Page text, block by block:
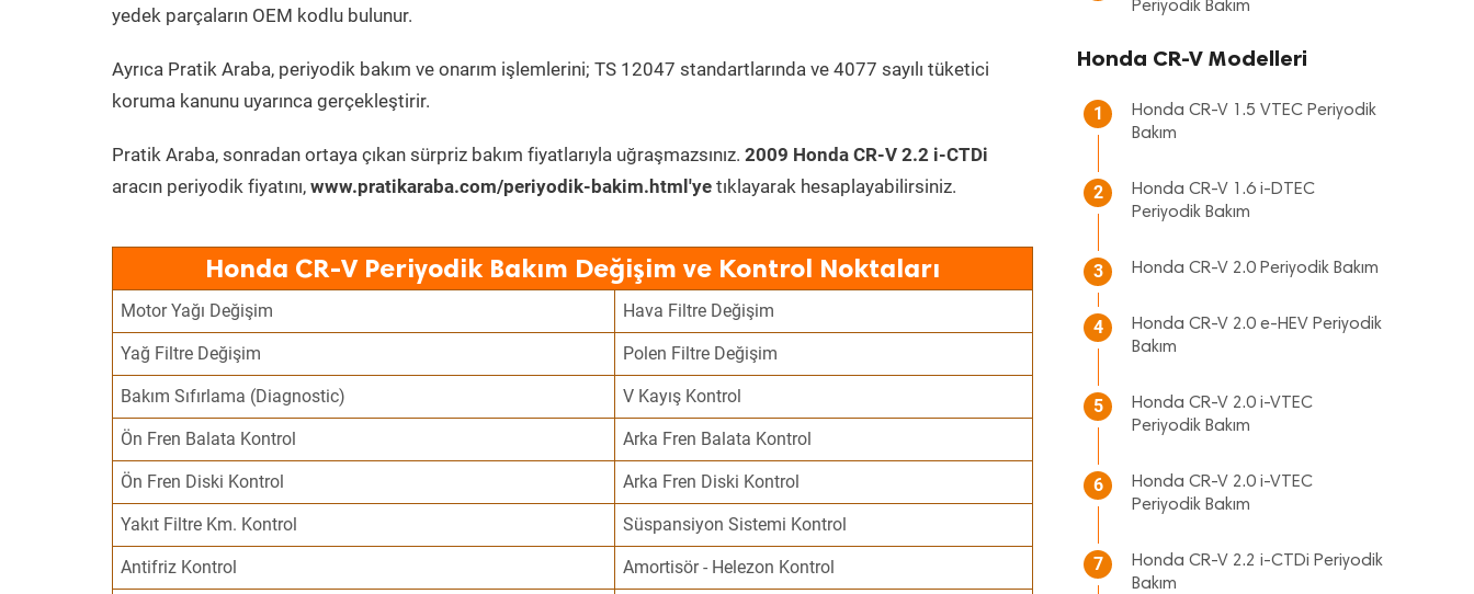
yedek parçaların OEM kodlu bulunur.
Ayrıca Pratik Araba, periyodik bakım ve onarım işlemlerini; TS 12047 standartlarında ve 4077 sayılı tüketici
koruma kanunu uyarınca gerçekleştirir.
Pratik Araba, sonradan ortaya çıkan sürpriz bakım fiyatlarıyla uğraşmazsınız. 2009 Honda CR-V 2.2 i-CTDi
aracın periyodik fiyatını, www.pratikaraba.com/periyodik-bakim.html'ye tıklayarak hesaplayabilirsiniz.
Honda CR-V Periyodik Bakım Değişim ve Kontrol Noktaları
Motor Yağı Değişim Hava Filtre Değişim
Yağ Filtre Değişim Polen Filtre Değişim
Bakım Sıfırlama (Diagnostic) V Kayış Kontrol
Ön Fren Balata Kontrol Arka Fren Balata Kontrol
Ön Fren Diski Kontrol Arka Fren Diski Kontrol
Yakıt Filtre Km. Kontrol Süspansiyon Sistemi Kontrol
Antifriz Kontrol Amortisör - Helezon Kontrol
Periyodik Bakım
Honda CR-V Modelleri
1
Honda CR-V 1.5 VTEC Periyodik
Bakım
2
Honda CR-V 1.6 i-DTEC
Periyodik Bakım
3 Honda CR-V 2.0 Periyodik Bakım
4
Honda CR-V 2.0 e-HEV Periyodik
Bakım
5
Honda CR-V 2.0 i-VTEC
Periyodik Bakım
6
Honda CR-V 2.0 i-VTEC
Periyodik Bakım
7
Honda CR-V 2.2 i-CTDi Periyodik
Bakım